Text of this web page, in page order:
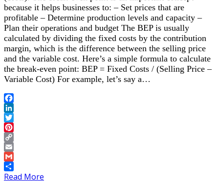
because it helps businesses to: – Set prices that are
profitable – Determine production levels and capacity –
Plan their operations and budget The BEP is usually
calculated by dividing the fixed costs by the contribution
margin, which is the difference between the selling price
and the variable cost. Here’s a simple formula to calculate
the break-even point: BEP = Fixed Costs / (Selling Price –
Variable Cost) For example, let’s say a…
Facebook
LinkedIn
Twitter
Pinterest
Copy
Link
Email
Gmail
Share
Read More